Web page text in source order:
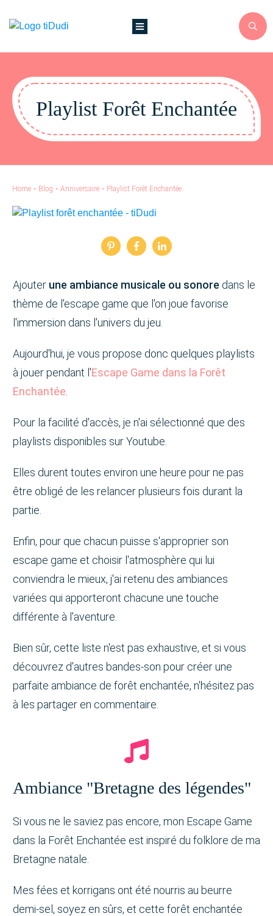
Playlist Forêt Enchantée
Home • Blog • Anniversaire • Playlist Forêt Enchantée
Ajouter une ambiance musicale ou sonore dans le
thème de l'escape game que l'on joue favorise
l'immersion dans l'univers du jeu.
Aujourd'hui, je vous propose donc quelques playlists
à jouer pendant l'Escape Game dans la Forêt
Enchantée
Pour la facilité d'accès, je n'ai sélectionné que des
playlists disponibles sur Youtube.
Elles durent toutes environ une heure pour ne pas
être obligé de les relancer plusieurs fois durant la
partie.
Enfin, pour que chacun puisse s'approprier son
escape game et choisir l'atmosphère qui lui
conviendra le mieux, j'ai retenu des ambiances
variées qui apporteront chacune une touche
différente à l'aventure.
Bien sûr, cette liste n'est pas exhaustive, et si vous
découvrez d'autres bandes-son pour créer une
parfaite ambiance de forêt enchantée, n'hésitez pas
à les partager en commentaire.
Ambiance "Bretagne des légendes"
Si vous ne le saviez pas encore, mon Escape Game
dans la Forêt Enchantée est inspiré du folklore de ma
Bretagne natale.
Mes fées et korrigans ont été nourris au beurre
demi-sel, soyez en sûrs, et cette forêt enchantée